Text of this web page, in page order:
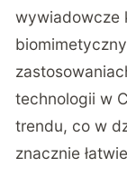
wywiadowcze
technologii w
trendu, co w
znacznie